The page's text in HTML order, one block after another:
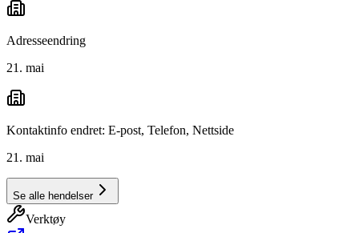
Adresseendring
21. mai
Kontaktinfo endret: E-post, Telefon, Nettside
21. mai
Se alle hendelser
Verktøy